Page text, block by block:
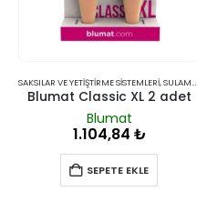
SAKSILAR VE YETIŞTIRME SISTEMLERI,SULAMA SISTEMLERI
Blumat Classic XL 2 adet
Blumat
1.104,84 ₺
SEPETE EKLE